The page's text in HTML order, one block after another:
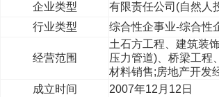
企业类型
有限责任公司(自然人
行业类型
综合性企事业-综合性
经营范围
土石方工程、建筑装
压力管道)、桥梁工程
材料销售;房地产开发
成立时间
2007年12月12日